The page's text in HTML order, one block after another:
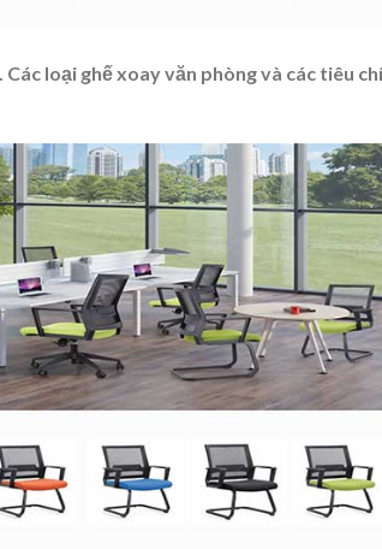
loại ghế xoay văn phòng và các tiêu chí